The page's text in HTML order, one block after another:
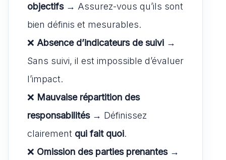
objectifs→ Assurez-vous qu’ils sont
bien définis et mesurables.
❌ Absence d’indicateurs de suivi →
Sans suivi, il est impossible d’évaluer
l’impact.
❌ Mauvaise répartition des
responsabilités→ Définissez
clairement qui fait quoi.
❌ Omission des parties prenantes→